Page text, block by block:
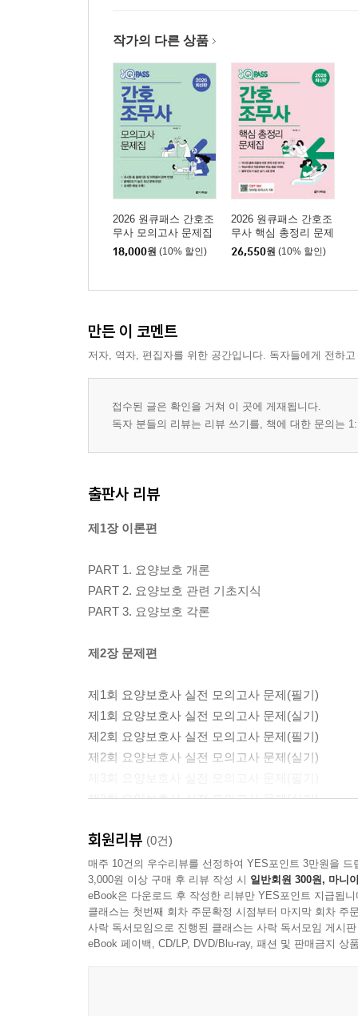
작가의 다른 상품
2026 원큐패스 간호조
무사 모의고사 문제집
18,000원 (10% 할인)
2026 원큐패스 간호조
무사 핵심 총정리 문제
집
26,550원 (10% 할인)
만든 이 코멘트
저자, 역자, 편집자를 위한 공간입니다. 독자들에게 전하
접수된 글은 확인을 거쳐 이 곳에 게재됩니다.
독자 분들의 리뷰는 리뷰 쓰기를, 책에 대한 문의는
출판사 리뷰
제1장 이론편
PART 1. 요양보호 개론
PART 2. 요양보호 관련 기초지식
PART 3. 요양보호 각론
제2장 문제편
제1회 요양보호사 실전 모의고사 문제(필기)
제1회 요양보호사 실전 모의고사 문제(실기)
제2회 요양보호사 실전 모의고사 문제(필기)
제2회 요양보호사 실전 모의고사 문제(실기)
제3회 요양보호사 실전 모의고사 문제(실기)
제4회 요양보호사 실전 모의고사 문제(실기)
제5회 요양보호사 실전 모의고사 문제(필기)
제5회 요양보호사 실전 모의고사 문제(실기)
제6회 요양보호사 실전 모의고사 문제(필기)
제6회 요양보호사 실전 모의고사 문제(실기)
제7회 요양보호사 실전 모의고사 문제(필기)
회원리뷰 (0건)
매주 10건의 우수리뷰를 선정하여 YES포인트 3만원을 드
3,000원 이상 구매 후 리뷰 작성 시 일반회원 300원, 마니
eBook은 다운로드 후 작성한 리뷰만 YES포인트 지급됩니
클래스는 첫번째 회차 주문확정 시점부터 마지막 회차 주
사락 독서모임으로 진행된 클래스는 사락 독서모임 게시
eBook 페이백, CD/LP, DVD/Blu-ray, 패션 및 판매금지 상